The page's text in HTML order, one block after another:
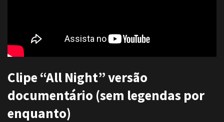
Clipe “All Night” versão
documentário (sem legendas por
enquanto)